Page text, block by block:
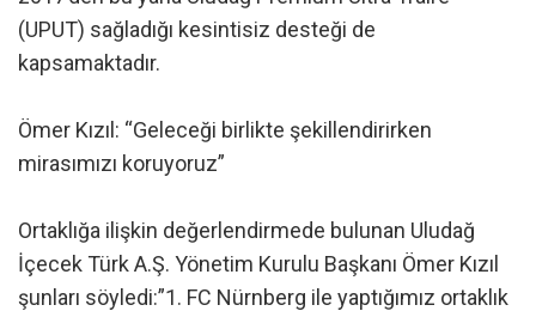
(UPUT) sağladığı kesintisiz desteği de
kapsamaktadır.
Ömer Kızıl: “Geleceği birlikte şekillendirirken
mirasımızı koruyoruz”
Ortaklığa ilişkin değerlendirmede bulunan Uludağ
İçecek Türk A.Ş. Yönetim Kurulu Başkanı Ömer Kızıl
şunları söyledi:”1. FC Nürnberg ile yaptığımız ortaklık